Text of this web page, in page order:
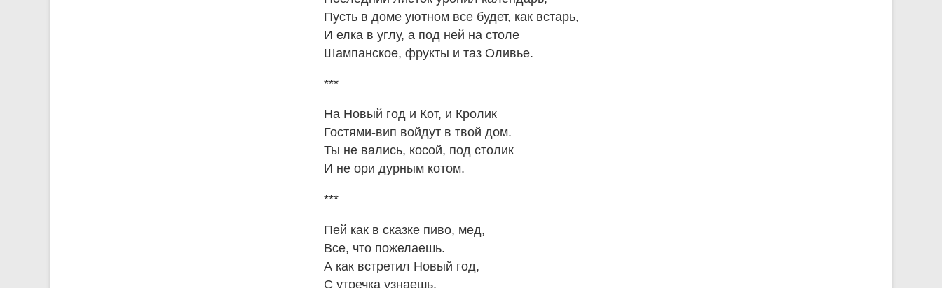
Пусть в доме уютном все будет, как встарь,
И елка в углу, а под ней на столе
Шампанское, фрукты и таз Оливье.
***
На Новый год и Кот, и Кролик
Гостями-вип войдут в твой дом.
Ты не вались, косой, под столик
И не ори дурным котом.
***
Пей как в сказке пиво, мед,
Все, что пожелаешь.
А как встретил Новый год,
С утречка узнаешь.